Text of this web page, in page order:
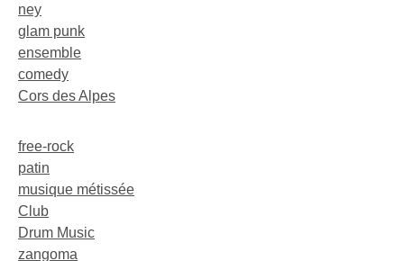
ney
glam punk
ensemble
comedy
Cors des Alpes
free-rock
patin
musique métissée
Club
Drum Music
zangoma